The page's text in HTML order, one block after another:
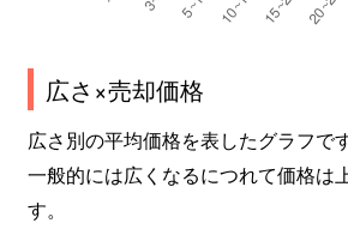
広さ×売却価格
広さ別の平均価格を表したグラフです
一般的には広くなるにつれて価格は
す。